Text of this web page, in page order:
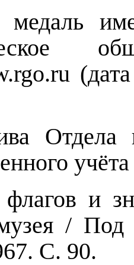
медаль
Отдела
и
музея /
С. 90.